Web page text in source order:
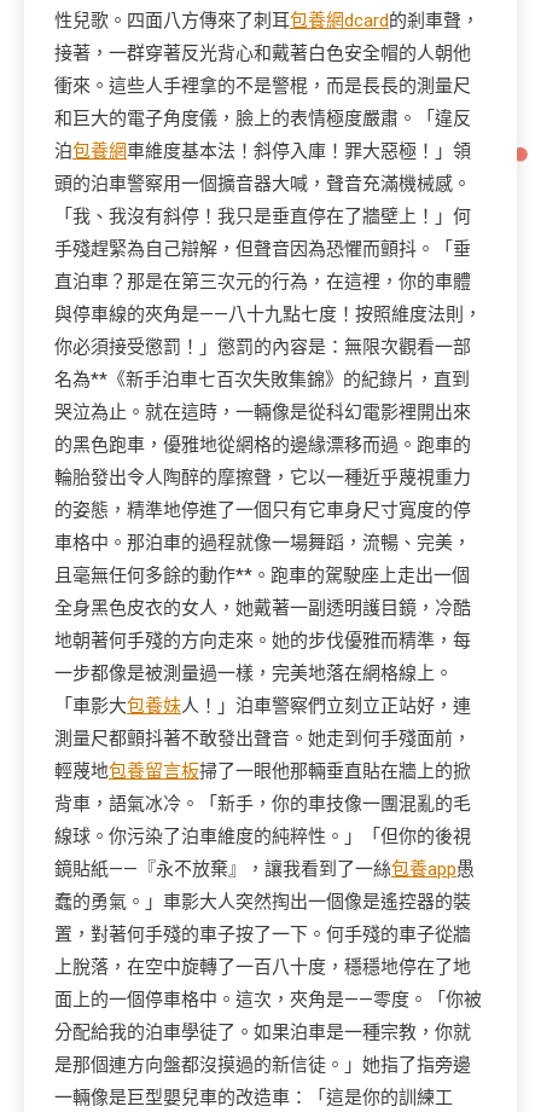
性兒歌。四面八方傳來了刺耳包養網dcard的剎車聲，
接著，一群穿著反光背心和戴著白色安全帽的人朝他
衝來。這些人手裡拿的不是警棍，而是長長的測量尺
和巨大的電子角度儀，臉上的表情極度嚴肅。「違反
泊包養網車維度基本法！斜停入庫！罪大惡極！」領
頭的泊車警察用一個擴音器大喊，聲音充滿機械感。
「我、我沒有斜停！我只是垂直停在了牆壁上！」何
手殘趕緊為自己辯解，但聲音因為恐懼而顫抖。「垂
直泊車？那是在第三次元的行為，在這裡，你的車體
與停車線的夾角是——八十九點七度！按照維度法則，
你必須接受懲罰！」懲罰的內容是：無限次觀看一部
名為**《新手泊車七百次失敗集錦》的紀錄片，直到
哭泣為止。就在這時，一輛像是從科幻電影裡開出來
的黑色跑車，優雅地從網格的邊緣漂移而過。跑車的
輪胎發出令人陶醉的摩擦聲，它以一種近乎蔑視重力
的姿態，精準地停進了一個只有它車身尺寸寬度的停
車格中。那泊車的過程就像一場舞蹈，流暢、完美，
且毫無任何多餘的動作**。跑車的駕駛座上走出一個
全身黑色皮衣的女人，她戴著一副透明護目鏡，冷酷
地朝著何手殘的方向走來。她的步伐優雅而精準，每
一步都像是被測量過一樣，完美地落在網格線上。
「車影大包養妹人！」泊車警察們立刻立正站好，連
測量尺都顫抖著不敢發出聲音。她走到何手殘面前，
輕蔑地包養留言板掃了一眼他那輛垂直貼在牆上的掀
背車，語氣冰冷。「新手，你的車技像一團混亂的毛
線球。你污染了泊車維度的純粹性。」「但你的後視
鏡貼紙——『永不放棄』，讓我看到了一絲包養app愚
蠢的勇氣。」車影大人突然掏出一個像是遙控器的裝
置，對著何手殘的車子按了一下。何手殘的車子從牆
上脫落，在空中旋轉了一百八十度，穩穩地停在了地
面上的一個停車格中。這次，夾角是——零度。「你被
分配給我的泊車學徒了。如果泊車是一種宗教，你就
是那個連方向盤都沒摸過的新信徒。」她指了指旁邊
一輛像是巨型嬰兒車的改造車：「這是你的訓練工